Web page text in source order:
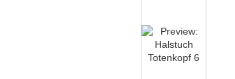
Marken
Kubotan mit
Hartmetallglasbrecher